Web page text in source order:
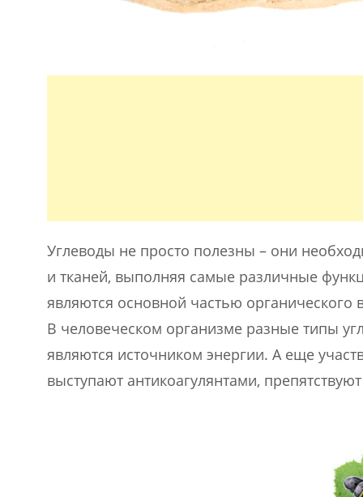
Углеводы не просто полезны – они
и тканей, выполняя самые различные
являются основной частью органического
В человеческом организме разные типы
являются источником энергии. А еще
выступают антикоагулянтами,